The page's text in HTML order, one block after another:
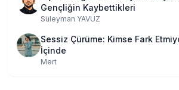
Gençliğin Kaybettikleri
Süleyman YAVUZ
Sessiz Çürüme: Kimse Fark
İçinde
Mert